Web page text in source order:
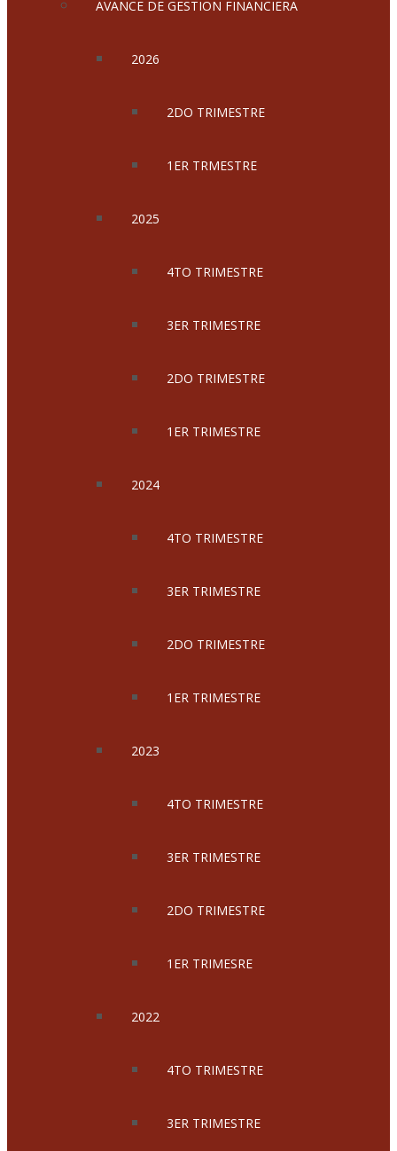
AVANCE DE GESTION FINANCIERA
2026
2DO TRIMESTRE
1ER TRMESTRE
2025
4TO TRIMESTRE
3ER TRIMESTRE
2DO TRIMESTRE
1ER TRIMESTRE
2024
4TO TRIMESTRE
3ER TRIMESTRE
2DO TRIMESTRE
1ER TRIMESTRE
2023
4TO TRIMESTRE
3ER TRIMESTRE
2DO TRIMESTRE
1ER TRIMESRE
2022
4TO TRIMESTRE
3ER TRIMESTRE